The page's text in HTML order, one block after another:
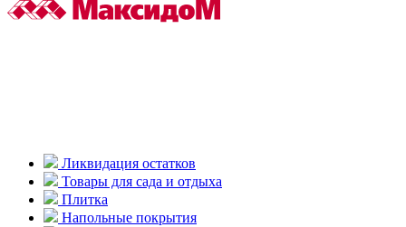
Ликвидация остатков
Товары для сада и отдыха
Плитка
Напольные покрытия